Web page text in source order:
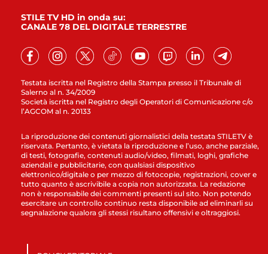
Testata iscritta nel Registro della Stampa presso il Tribunale di
Salerno al n. 34/2009
Società iscritta nel Registro degli Operatori di Comunicazione c/o
l’AGCOM al n. 20133
STILE TV HD in onda su:
CANALE 78 DEL DIGITALE TERRESTRE
La riproduzione dei contenuti giornalistici della testata STILETV è
riservata. Pertanto, è vietata la riproduzione e l’uso, anche parziale,
di testi, fotografie, contenuti audio/video, filmati, loghi, grafiche
aziendali e pubblicitarie, con qualsiasi dispositivo
elettronico/digitale o per mezzo di fotocopie, registrazioni, cover e
tutto quanto è ascrivibile a copia non autorizzata. La redazione
non è responsabile dei commenti presenti sul sito. Non potendo
esercitare un controllo continuo resta disponibile ad eliminarli su
segnalazione qualora gli stessi risultano offensivi e oltraggiosi.